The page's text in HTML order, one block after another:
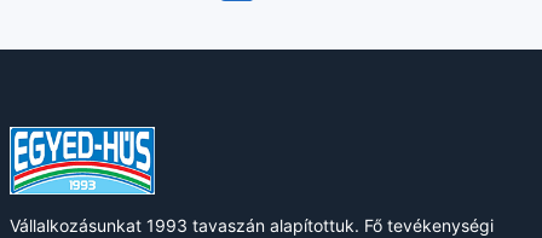
Vállalkozásunkat 1993 tavaszán alapítottuk. Fő tevékenységi